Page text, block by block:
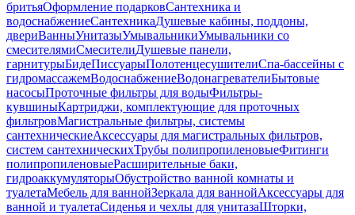
бритьяОформление подарковСантехника и
водоснабжениеСантехникаДушевые кабины, поддоны,
двериВанныУнитазыУмывальникиУмывальники со
смесителямиСмесителиДушевые панели,
гарнитурыБидеПиссуарыПолотенцесушителиСпа-бассейны с
гидромассажемВодоснабжениеВодонагревателиБытовые
насосыПроточные фильтры для водыФильтры-
кувшиныКартриджи, комплектующие для проточных
фильтровМагистральные фильтры, системы
сантехническиеАксессуары для магистральных фильтров,
систем сантехническихТрубы полипропиленовыеФитинги
полипропиленовыеРасширительные баки,
гидроаккумуляторыОбустройство ванной комнаты и
туалетаМебель для ваннойЗеркала для ваннойАксессуары для
ванной и туалетаСиденья и чехлы для унитазаШторки,